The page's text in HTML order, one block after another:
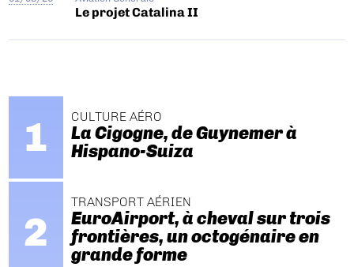
Le projet Catalina II
CULTURE AÉRO
La Cigogne, de Guynemer à
Hispano-Suiza
TRANSPORT AÉRIEN
EuroAirport, à cheval sur trois
frontières, un octogénaire en
grande forme